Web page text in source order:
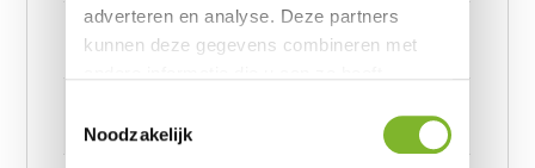
adverteren en analyse. Deze partners
kunnen deze gegevens combineren met
basis van uw gebruik van hun services.
Noodzakelijk
Gewicht
62390656 kg
6239245957 cm